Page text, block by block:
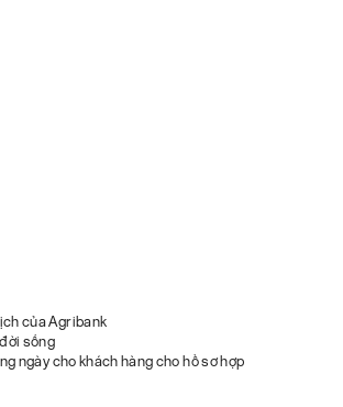
của Agribank
sống
ngày cho khách hàng cho hồ sơ hợp